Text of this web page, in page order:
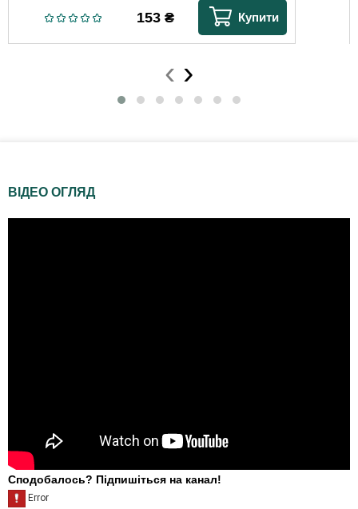
153 ₴ Купити
‹ ›
ВІДЕО ОГЛЯД
Сподобалось? Підпишіться на канал!